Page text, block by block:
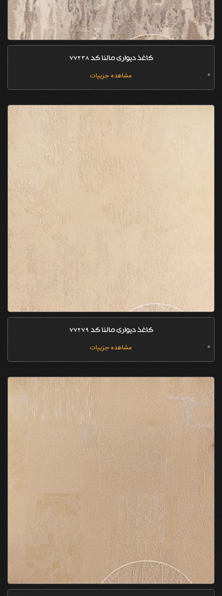
کاغذ دیواری مالنا کد 77238
مشاهده جزییات
کاغذ دیواری مالنا کد 77279
مشاهده جزییات